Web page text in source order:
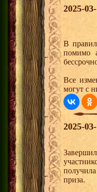
2025-
В
помимо
Все
могут с
2025-
приза.